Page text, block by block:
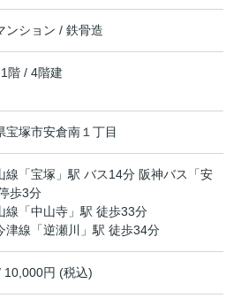
ンション / 鉄骨造
階 / 4階建
宝塚市安倉南 １丁目
線 「宝塚 」駅 バス14分 阪神バス「安
歩3分
線 「中山寺 」駅 徒歩33分
津線 「逆瀬川 」駅 徒歩34分
10,000円 (税込)